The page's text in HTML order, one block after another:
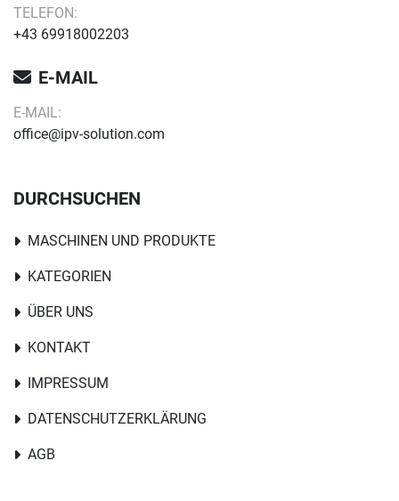
TELEFON:
+43 69918002203
E-MAIL
E-MAIL:
office@ipv-solution.com
DURCHSUCHEN
MASCHINEN UND PRODUKTE
KATEGORIEN
ÜBER UNS
KONTAKT
IMPRESSUM
DATENSCHUTZERKLÄRUNG
AGB